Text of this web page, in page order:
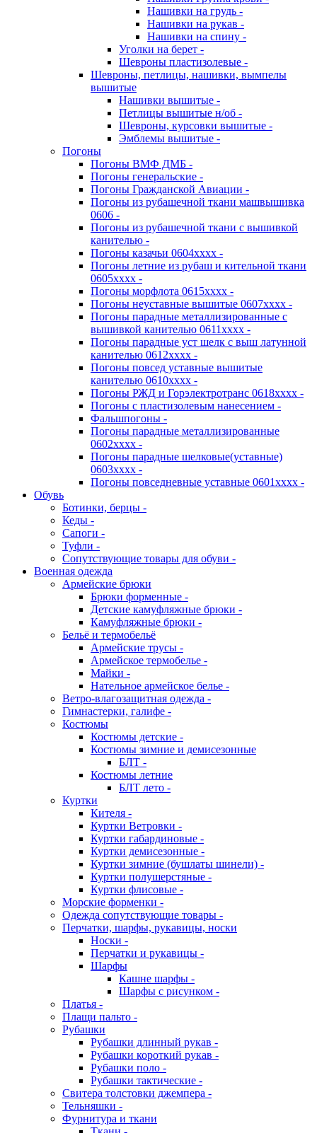
Нашивки на грудь -
Нашивки на рукав -
Нашивки на спину -
Уголки на берет -
Шевроны пластизолевые -
Шевроны, петлицы, нашивки, вымпелы
вышитые
Нашивки вышитые -
Петлицы вышитые н/об -
Шевроны, курсовки вышитые -
Эмблемы вышитые -
Погоны
Погоны ВМФ ДМБ -
Погоны генеральские -
Погоны Гражданской Авиации -
Погоны из рубашечной ткани машвышивка
0606 -
Погоны из рубашечной ткани с вышивкой
канителью -
Погоны казачьи 0604хххх -
Погоны летние из рубаш и кительной ткани
0605хххх -
Погоны морфлота 0615хххх -
Погоны неуставные вышитые 0607хххх -
Погоны парадные металлизированные с
вышивкой канителью 0611хххх -
Погоны парадные уст шелк с выш латунной
канителью 0612хххх -
Погоны повсед уставные вышитые
канителью 0610хххх -
Погоны РЖД и Горэлектротранс 0618хххх -
Погоны с пластизолевым нанесением -
Фальшпогоны -
Погоны парадные металлизированные
0602хххх -
Погоны парадные шелковые(уставные)
0603хххх -
Погоны повседневные уставные 0601хххх -
Обувь
Ботинки, берцы -
Кеды -
Сапоги -
Туфли -
Сопутствующие товары для обуви -
Военная одежда
Армейские брюки
Брюки форменные -
Детские камуфляжные брюки -
Камуфляжные брюки -
Бельё и термобельё
Армейские трусы -
Армейское термобелье -
Майки -
Нательное армейское белье -
Ветро-влагозащитная одежда -
Гимнастерки, галифе -
Костюмы
Костюмы детские -
Костюмы зимние и демисезонные
БЛТ -
Костюмы летние
БЛТ лето -
Куртки
Кителя -
Куртки Ветровки -
Куртки габардиновые -
Куртки демисезонные -
Куртки зимние (бушлаты шинели) -
Куртки полушерстяные -
Куртки флисовые -
Морские форменки -
Одежда сопутствующие товары -
Перчатки, шарфы, рукавицы, носки
Носки -
Перчатки и рукавицы -
Шарфы
Кашне шарфы -
Шарфы с рисунком -
Платья -
Плащи пальто -
Рубашки
Рубашки длинный рукав -
Рубашки короткий рукав -
Рубашки поло -
Рубашки тактические -
Свитера толстовки джемпера -
Тельняшки -
Фурнитура и ткани